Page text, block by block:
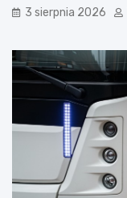
3 sierpnia 2026